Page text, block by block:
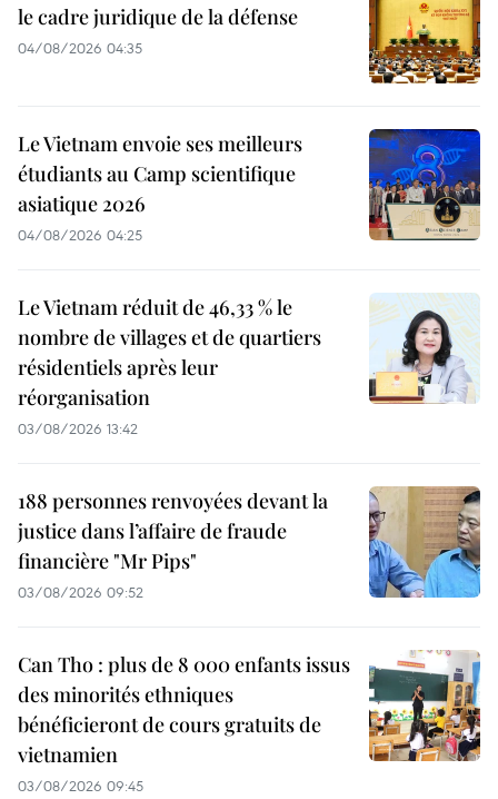
le cadre juridique de la défense
04/08/2026 04:35
Le Vietnam envoie ses meilleurs
étudiants au Camp scientifique
asiatique 2026
04/08/2026 04:25
Le Vietnam réduit de 46,33 % le
nombre de villages et de quartiers
résidentiels après leur
réorganisation
03/08/2026 13:42
188 personnes renvoyées devant la
justice dans l’affaire de fraude
financière "Mr Pips"
03/08/2026 09:52
Can Tho : plus de 8 000 enfants issus
des minorités ethniques
bénéficieront de cours gratuits de
vietnamien
03/08/2026 09:45